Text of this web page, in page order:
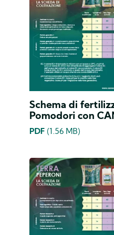
Schema di
Pomodori con
PDF (1.56 MB)